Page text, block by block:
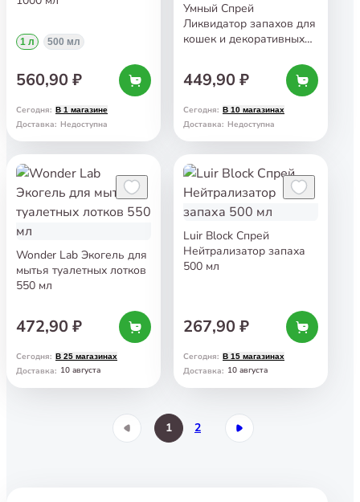
1 л 500 мл
560,90 ₽
Сегодня: В 1 магазине
Доставка: Недоступна
Умный Спрей
Ликвидатор запахов для
кошек и декоративных
449,90 ₽
Сегодня: В 10 магазинах
Доставка: Недоступна
Wonder Lab Экогель для
мытья туалетных лотков
550 мл
472,90 ₽
Сегодня: В 25 магазинах
Доставка: 10 августа
Luir Block Спрей
Нейтрализатор запаха
500 мл
267,90 ₽
Сегодня: В 15 магазинах
Доставка: 10 августа
1 2